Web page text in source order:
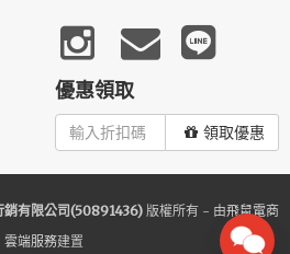
優惠領取
領取優惠
銷有限公司(50891436)版權所有 - 由飛鼠電商
雲端服務建置